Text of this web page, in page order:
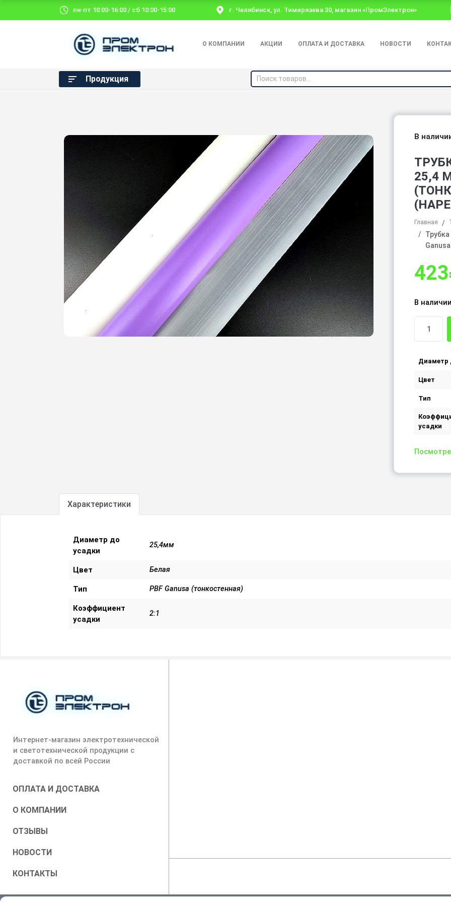
пн-пт 10:00-16:00 / сб 10:00-15:00 г. Челябинск, ул. Тимирязева 30, магазин «ПромЭлектрон»
О КОМПАНИИ АКЦИИ ОПЛАТА И ДОСТАВКА НОВОСТИ
Продукция
В
25,4
Главная
423
В
Диаметр
Цвет
Тип
усадки
Характеристики
Диаметр до
усадки
25,4мм
Цвет Белая
Тип PBF Ganusa (тонкостенная)
Коэффициент
усадки
2:1
Интернет-магазин электротехнической
и светотехнической продукции с
доставкой по всей России
ОПЛАТА И ДОСТАВКА
О КОМПАНИИ
ОТЗЫВЫ
НОВОСТИ
КОНТАКТЫ